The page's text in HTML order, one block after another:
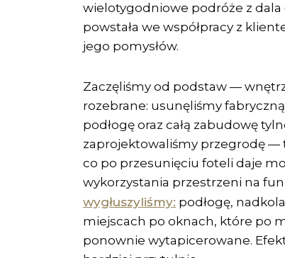
wielotygodniowe podróże z dala
powstała we współpracy z
jego pomysłów.
Zaczęliśmy od podstaw —
rozebrane: usunęliśmy
podłogę oraz całą zabudowę
zaprojektowaliśmy przegrodę —
co po przesunięciu foteli daje
wykorzystania przestrzeni na
wygłuszyliśmy: podłogę,
miejscach po oknach, które po
ponownie wytapicerowane.